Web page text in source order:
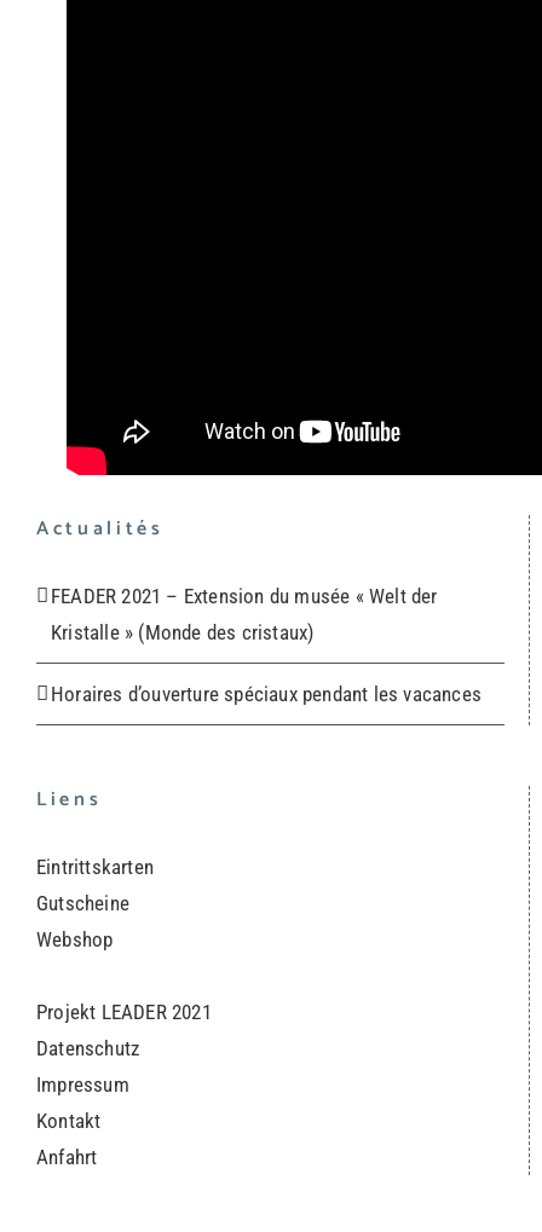
Actualités
FEADER 2021 – Extension du musée « Welt der
Kristalle » (Monde des cristaux)
Horaires d’ouverture spéciaux pendant les vacances
Liens
Eintrittskarten
Gutscheine
Webshop
Projekt LEADER 2021
Datenschutz
Impressum
Kontakt
Anfahrt